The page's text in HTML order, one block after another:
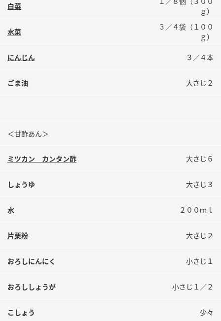
検索
業務用サイト 製造所固有記号一覧
白菜
ｇ）
水菜
３／４袋（１００
ｇ）
にんじん ３／４本
ごま油 大さじ２
＜甘酢あん＞
ミツカン カンタン酢 大さじ６
しょうゆ 大さじ３
水 ２００ｍｌ
片栗粉 大さじ２
おろしにんにく 小さじ１
おろししょうが 小さじ１／２
こしょう 少々